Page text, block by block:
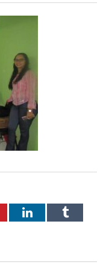
LinkedInTumblr